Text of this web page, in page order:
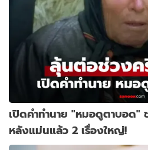
เปิดคำทำนาย "หมอดูตาบอด"
หลังแม่นแล้ว 2 เรื่องใหญ่!